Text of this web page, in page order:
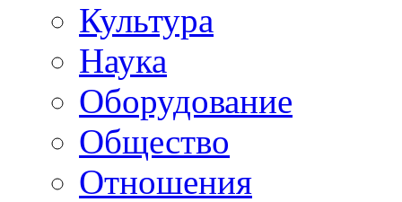
Культура
Наука
Оборудование
Общество
Отношения